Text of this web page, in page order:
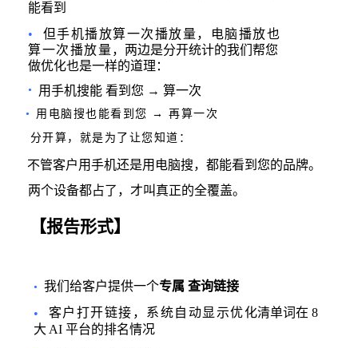
能看到
• 但手机播放算一次播放量，
电脑播放也
算一次播放量，两边是分开统计的我们帮您
做优化也是一样的道理：
• 用手机搜能 看到您 → 算一次
• 用电脑搜也能看到您 → 再算一次
分开算，就是为了让您知道：
不管客户用手机还是用电脑搜，都能看到您的品牌。
两个设备都占了，才叫真正的全覆盖。
【报告形式】
• 我们给客户提供一个专属 查询链接
• 客户打开链接，系统自动显示优化清单词在 8
大 AI平台的排名情况